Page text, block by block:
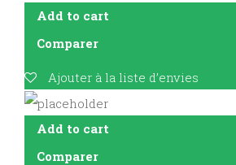
Add to cart
Comparer
Ajouter à la liste d’envies
Add to cart
Comparer